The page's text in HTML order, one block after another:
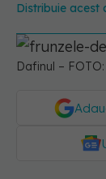
Distribuie acest
Dafinul –